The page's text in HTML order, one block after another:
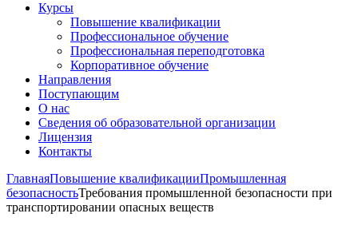
Курсы
Повышение квалификации
Профессиональное обучение
Профессиональная переподготовка
Корпоративное обучение
Направления
Поступающим
О нас
Сведения об образовательной организации
Лицензия
Контакты
ГлавнаяПовышение квалификацииПромышленная
безопасностьТребования промышленной безопасности при
транспортировании опасных веществ